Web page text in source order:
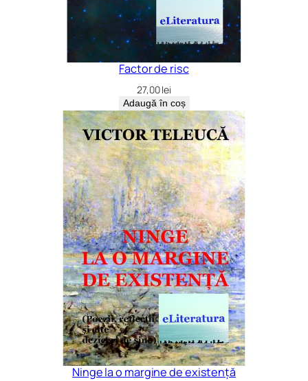
Factor de risc
27,00lei
Adaugă în coș
Ninge la o margine de existență